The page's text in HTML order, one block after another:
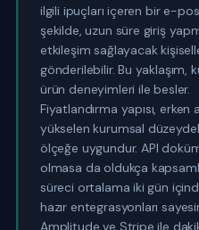
ilgili ipuçları içeren bir e-
şekilde, uzun süre giriş
etkileşim sağlayacak
gönderilebilir. Bu yaklaşım,
ürün deneyimleri ile besler.
Fiyatlandırma yapısı,
yükselen kurumsal
ölçeğe uygundur. API
olmasa da oldukça
süreci ortalama iki gün
hazır entegrasyonları
Amplitude ve Stripe ile